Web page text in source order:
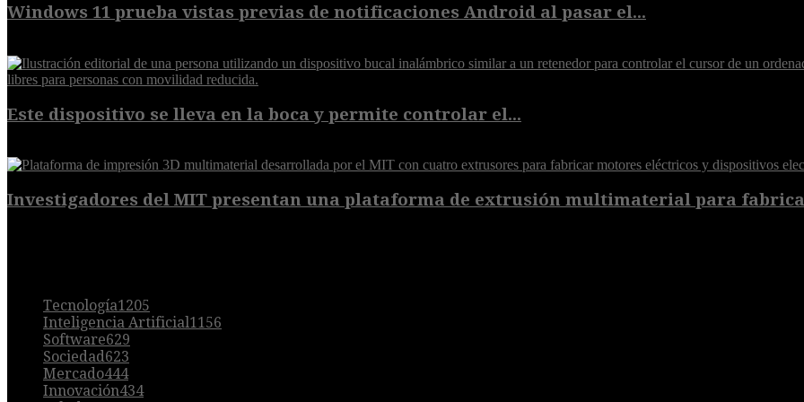
Windows 11 prueba vistas previas de notificaciones Android al pasar el...
Este dispositivo se lleva en la boca y permite controlar el...
Investigadores del MIT presentan una plataforma de extrusión multimaterial para
Tecnología1205
Inteligencia Artificial1156
Software629
Sociedad623
Mercado444
Innovación434